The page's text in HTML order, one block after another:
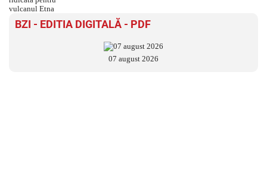
BZI - EDITIA DIGITALĂ - PDF
07 august 2026